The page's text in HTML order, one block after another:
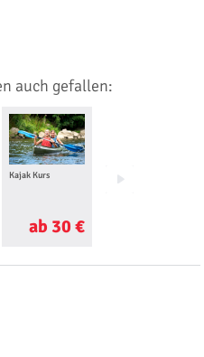
auch gefallen:
Kajak Kurs
ab 30 €
Jetski fahren